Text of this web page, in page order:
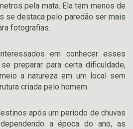
pela mata. Ela tem menos de
se destaca pelo paredão ser mais
fotografias.
em conhecer esses
preparar para certa dificuldade,
a natureza em um local sem
criada pelo homem.
após um período de chuvas
a época do ano, as